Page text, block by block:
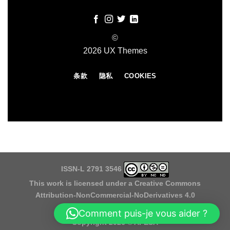
©
2026 UX Themes
条款 隐私 COOKIES
ISSN-L 2791 3546
This work is licensed under a Creative Commons
Attribution-NonCommercial-NoDerivatives 4.0
Copyright 2026 ©APESA
Comment puis-je vous aider ?